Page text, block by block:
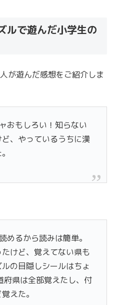
ルで遊んだ小学生の
が遊んだ感想をご紹介しま
おもしろい！知らない
、やっているうちに漢
めるから読みは簡単。
けど、覚えてない県も
の目隠しシールはちょ
県は全部覚えたし、付
えた。